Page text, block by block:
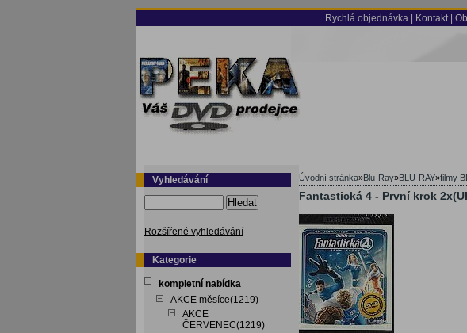
Rychlá objednávka Kontakt
Vyhledávání
Hledat
Rozšířené vyhledávání
Kategorie
kompletní nabídka
AKCE měsíce(1219)
AKCE
ČERVENEC(1219)
Úvodní stránka»Blu-Ray»BLU-RAY»filmy
Fantastická 4 - První krok